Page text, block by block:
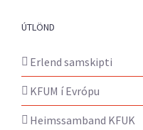
ÚTLÖND
Erlend samskipti
KFUM í Evrópu
Heimssamband KFUK